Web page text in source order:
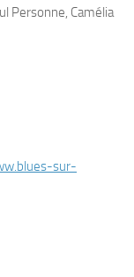
Personne, Camélia
sur-